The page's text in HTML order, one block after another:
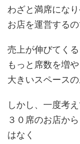
わざと満席にな
お店を運営するの
売上が伸びてくる
もっと席数を増
大きいスペース
しかし、一度考
３０席のお店か
はなく